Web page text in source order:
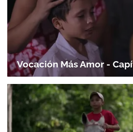
Gracias por suscribirte a
Vocación Más Amor -